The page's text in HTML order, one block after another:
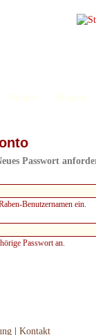
Passwort
Benutzernamen ein.
Passwort an.
Kontakt